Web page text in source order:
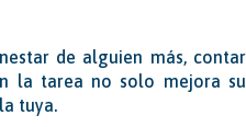
de alguien más, contar
la tarea no solo mejora su
tuya.